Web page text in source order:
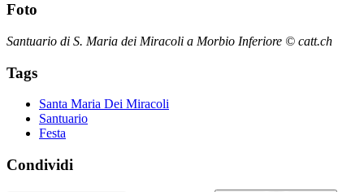
Foto
Santuario di S. Maria dei Miracoli a Morbio Inferiore © catt.ch
Tags
Santa Maria Dei Miracoli
Santuario
Festa
Condividi